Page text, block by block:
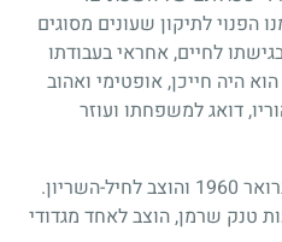
הפנוי לתיקון שעונים מסוגים
לחיים, אחראי בעבודתו
היה חייכן, אופטימי ואהוב
דואג למשפחתו ועוזר
1960 והוצב לחיל-השריון.
טנק שרמן, הוצב לאחד מגדודי